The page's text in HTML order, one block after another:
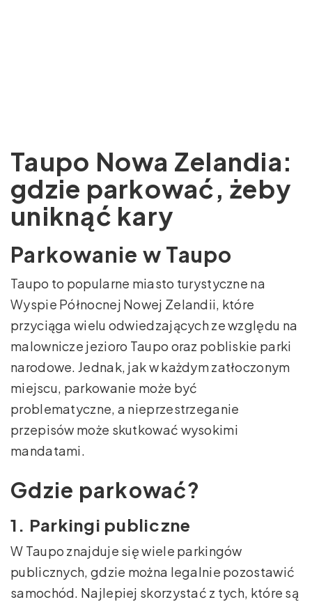
Taupo Nowa Zelandia:
gdzie parkować, żeby
uniknąć kary
Parkowanie w Taupo
Taupo to popularne miasto turystyczne na
Wyspie Północnej Nowej Zelandii, które
przyciąga wielu odwiedzających ze względu na
malownicze jezioro Taupo oraz pobliskie parki
narodowe. Jednak, jak w każdym zatłoczonym
miejscu, parkowanie może być
problematyczne, a nieprzestrzeganie
przepisów może skutkować wysokimi
mandatami.
Gdzie parkować?
1. Parkingi publiczne
W Taupo znajduje się wiele parkingów
publicznych, gdzie można legalnie pozostawić
samochód. Najlepiej skorzystać z tych, które są